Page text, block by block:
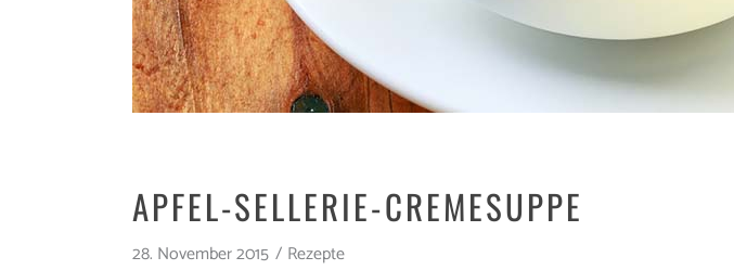
APFEL-SELLERIE-CREMESUPPE
28. November 2015
Rezepte